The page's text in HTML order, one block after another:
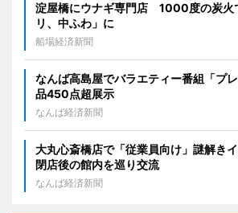
淀屋橋にウナギ専門店 1000度の炭火
リ、中ふわ」に
船場経済新聞
なんば高島屋でバラエティー番組「プ
品450点超展示
なんば経済新聞
大丸心斎橋店で「従業員向け」謎解
閉店後の館内を巡り交流
なんば経済新聞